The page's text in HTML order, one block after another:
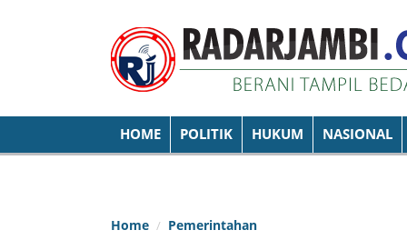
HOME POLITIK HUKUM NASIONAL
Home Pemerintahan